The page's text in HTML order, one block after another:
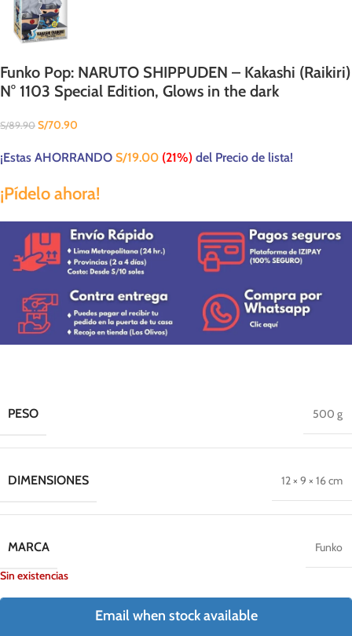
Funko Pop: NARUTO SHIPPUDEN – Kakashi (Raikiri)
N° 1103 Special Edition, Glows in the dark
S/89.90 S/70.90
¡Estas AHORRANDO S/19.00 (21%) del Precio de lista!
¡Pídelo ahora!
PESO 500 g
DIMENSIONES 12 × 9 × 16 cm
MARCA
Funko
Sin existencias
Email when stock available